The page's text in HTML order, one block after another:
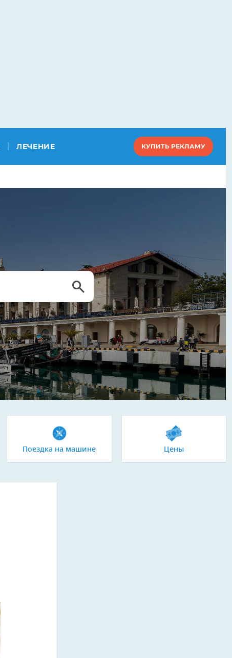
ЛЕЧЕНИЕ КУПИТЬ РЕКЛАМУ
Поездка на машине Цены